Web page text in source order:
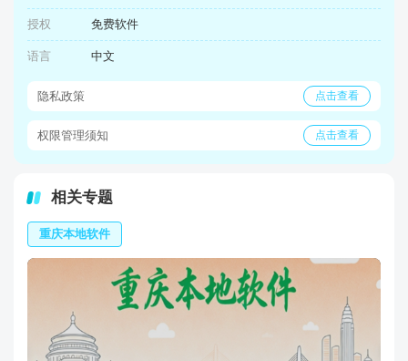
授权 免费软件
语言 中文
隐私政策 点击查看
权限管理须知 点击查看
相关专题
重庆本地软件